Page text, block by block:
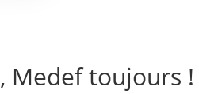
Medef toujours !